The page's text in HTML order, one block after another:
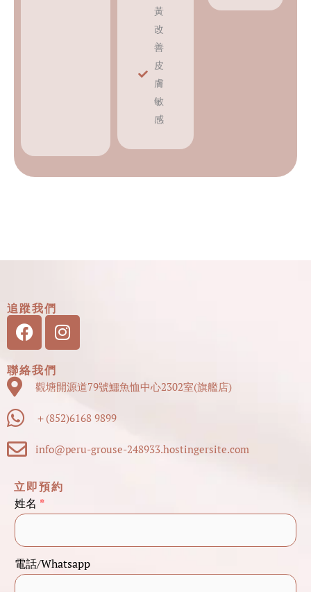
黃
改
善
皮
膚
敏
感
追蹤我們
FacebookInstagram
聯絡我們
觀塘開源道79號鱷魚恤中心2302室(旗艦店)
＋(852)6168 9899
info@peru-grouse-248933.hostingersite.com
立即預約
姓名 *
姓
名
電話/Whatsapp